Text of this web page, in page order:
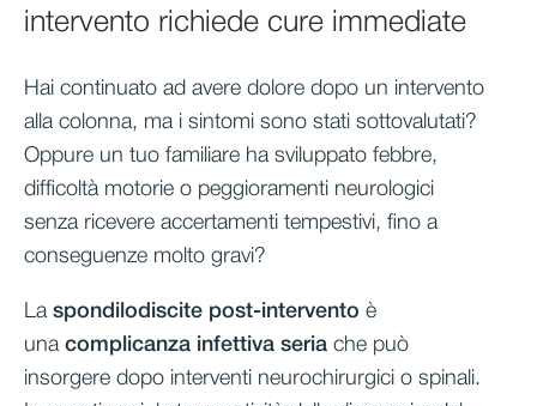
intervento richiede cure immediate
Hai continuato ad avere dolore dopo un intervento
alla colonna, ma i sintomi sono stati sottovalutati?
Oppure un tuo familiare ha sviluppato febbre,
difficoltà motorie o peggioramenti neurologici
senza ricevere accertamenti tempestivi, fino a
conseguenze molto gravi?
La spondilodiscite post-intervento è
una complicanza infettiva seria che può
insorgere dopo interventi neurochirurgici o spinali.